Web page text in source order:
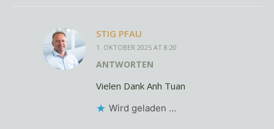
STIG PFAU
1. OKTOBER 2025 AT 8:20
ANTWORTEN
Vielen Dank Anh Tuan
Wird geladen …